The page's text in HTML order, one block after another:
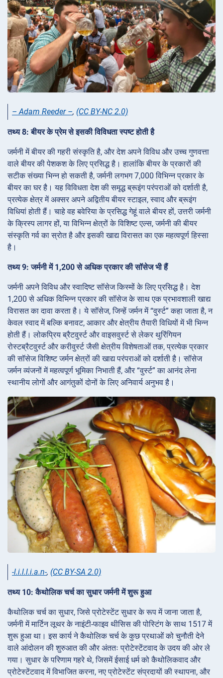
– Adam Reeder –, (CC BY-NC 2.0)
तथ्य 8: बीयर के प्रेम से इसकी विविधता स्पष्ट होती है
जर्मनी में बीयर की गहरी संस्कृति है, और देश अपने विविध और उच्च गुणवत्ता
वाले बीयर की पेशकश के लिए प्रसिद्ध है। हालांकि बीयर के प्रकारों की
सटीक संख्या भिन्न हो सकती है, जर्मनी लगभग 7,000 विभिन्न प्रकार के
बीयर का घर है। यह विविधता देश की समृद्ध ब्रूइंग परंपराओं को दर्शाती है,
प्रत्येक क्षेत्र में अक्सर अपने अद्वितीय बीयर स्टाइल, स्वाद और ब्रूइंग
विधियां होती हैं। चाहे वह बवेरिया के प्रसिद्ध गेहूं वाले बीयर हों, उत्तरी जर्मनी
के क्रिस्प लागर हों, या विभिन्न क्षेत्रों के विशिष्ट एल्स, जर्मनी की बीयर
संस्कृति गर्व का स्रोत है और इसकी खाद्य विरासत का एक महत्वपूर्ण हिस्सा
है।
तथ्य 9: जर्मनी में 1,200 से अधिक प्रकार की सॉसेज भी हैं
जर्मनी अपने विविध और स्वादिष्ट सॉसेज किस्मों के लिए प्रसिद्ध है। देश
1,200 से अधिक विभिन्न प्रकार की सॉसेज के साथ एक प्रभावशाली खाद्य
विरासत का दावा करता है। ये सॉसेज, जिन्हें जर्मन में “वुर्स्ट” कहा जाता है, न
केवल स्वाद में बल्कि बनावट, आकार और क्षेत्रीय तैयारी विधियों में भी भिन्न
होती हैं। लोकप्रिय ब्रैटवुर्स्ट और वाइसवुर्स्ट से लेकर थुरिंगियन
रोस्टब्रैटवुर्स्ट और करीवुर्स्ट जैसी क्षेत्रीय विशेषताओं तक, प्रत्येक प्रकार
की सॉसेज विशिष्ट जर्मन क्षेत्रों की खाद्य परंपराओं को दर्शाती है। सॉसेज
जर्मन व्यंजनों में महत्वपूर्ण भूमिका निभाती हैं, और “वुर्स्ट” का आनंद लेना
स्थानीय लोगों और आगंतुकों दोनों के लिए अनिवार्य अनुभव है।
-l.i.l.l.i.a.n-, (CC BY-SA 2.0)
तथ्य 10: कैथोलिक चर्च का सुधार जर्मनी में शुरू हुआ
कैथोलिक चर्च का सुधार, जिसे प्रोटेस्टेंट सुधार के रूप में जाना जाता है,
जर्मनी में मार्टिन लूथर के नाइंटी-फाइव थीसिस की पोस्टिंग के साथ 1517 में
शुरू हुआ था। इस कार्य ने कैथोलिक चर्च के कुछ प्रथाओं को चुनौती देने
वाले आंदोलन की शुरुआत की और अंततः प्रोटेस्टेंटवाद के उदय की ओर ले
गया। सुधार के परिणाम गहरे थे, जिसमें ईसाई धर्म को कैथोलिकवाद और
प्रोटेस्टेंटवाद में विभाजित करना, नए प्रोटेस्टेंट संप्रदायों की स्थापना, और